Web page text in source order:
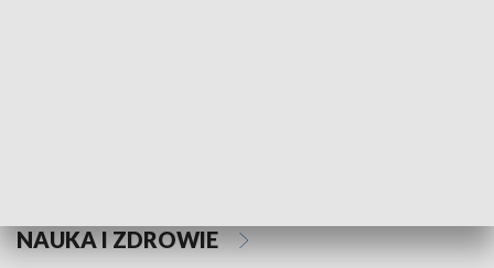
NAUKA I ZDROWIE